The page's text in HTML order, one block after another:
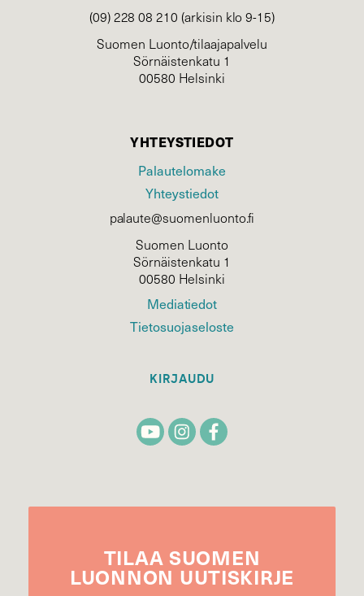
(09) 228 08 210 (arkisin klo 9-15)
Suomen Luonto/tilaajapalvelu
Sörnäistenkatu 1
00580 Helsinki
YHTEYSTIEDOT
Palautelomake
Yhteystiedot
palaute@suomenluonto.fi
Suomen Luonto
Sörnäistenkatu 1
00580 Helsinki
Mediatiedot
Tietosuojaseloste
KIRJAUDU
TILAA SUOMEN
LUONNON UUTIS­KIRJE